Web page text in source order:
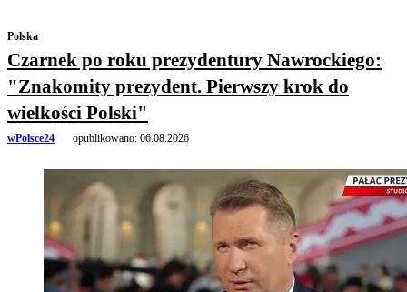
Polska
Czarnek po roku prezydentury Nawrockiego:
"Znakomity prezydent. Pierwszy krok do
wielkości Polski"
wPolsce24 opublikowano: 06.08.2026